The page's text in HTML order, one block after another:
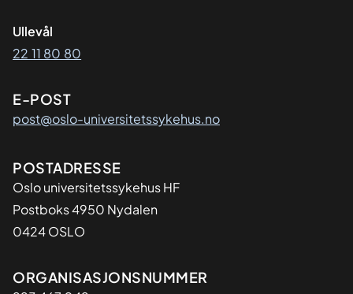
Ullevål
22 11 80 80
E-POST
post@oslo-universitetssykehus.no
Adresse
POSTADRESSE
Oslo universitetssykehus HF
Postboks 4950 Nydalen
0424 OSLO
Organisasjon
ORGANISASJONSNUMMER